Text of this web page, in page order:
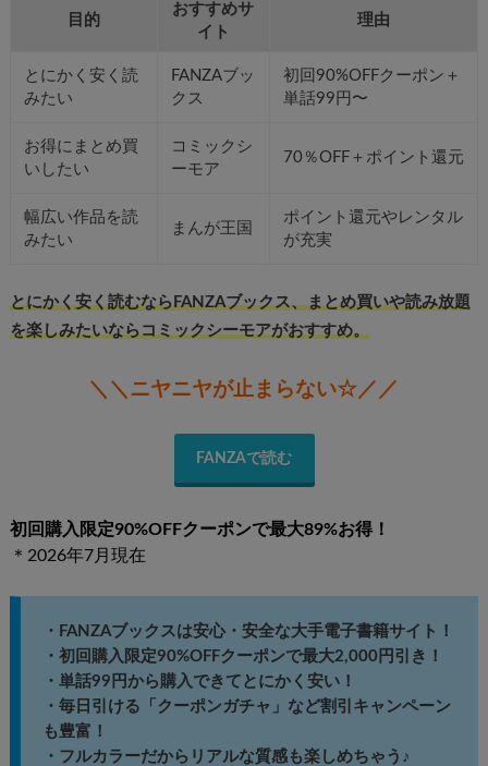
目的
おすすめサ
イト
理由
とにかく安く読
みたい
FANZAブッ
クス
初回90%OFFクーポン＋
単話99円〜
お得にまとめ買
いしたい
コミックシ
ーモア
70％OFF＋ポイント還元
幅広い作品を読
みたい
まんが王国
ポイント還元やレンタル
が充実
とにかく安く読むならFANZAブックス、まとめ買いや読み放題
を楽しみたいならコミックシーモアがおすすめ。
＼＼ニヤニヤが止まらない☆／／
FANZAで読む
初回購入限定90%OFFクーポンで最大89%お得！
＊2026年7月現在
・FANZAブックスは安心・安全な大手電子書籍サイト！
・初回購入限定90%OFFクーポンで最大2,000円引き！
・単話99円から購入できてとにかく安い！
・毎日引ける「クーポンガチャ」など割引キャンペーン
も豊富！
・フルカラーだからリアルな質感も楽しめちゃう♪